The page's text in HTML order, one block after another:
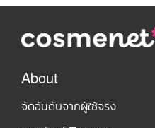
About
จัดอันดับจากผู้ใช้จริง